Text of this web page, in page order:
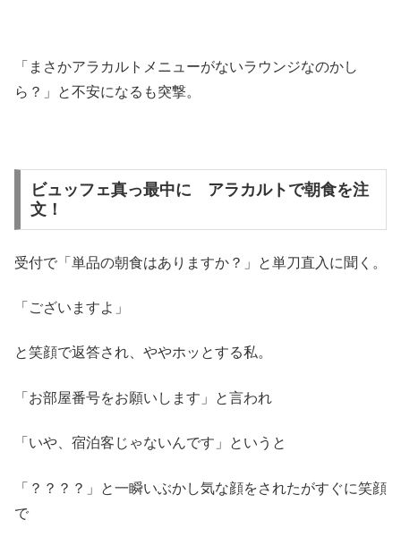
「まさかアラカルトメニューがないラウンジなのかし
ら？」と不安になるも突撃。
ビュッフェ真っ最中に アラカルトで朝食を注
文！
受付で「単品の朝食はありますか？」と単刀直入に聞く。
「ございますよ」
と笑顔で返答され、ややホッとする私。
「お部屋番号をお願いします」と言われ
「いや、宿泊客じゃないんです」というと
「？？？？」と一瞬いぶかし気な顔をされたがすぐに笑顔
で